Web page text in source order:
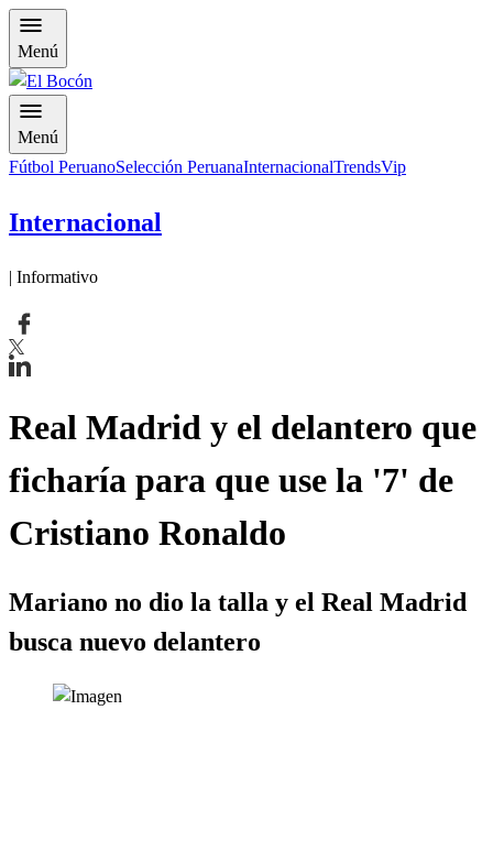
Menú
Menú
Fútbol PeruanoSelección PeruanaInternacionalTrendsVip
Internacional
| Informativo
Real Madrid y el delantero que
ficharía para que use la '7' de
Cristiano Ronaldo
Mariano no dio la talla y el Real Madrid
busca nuevo delantero